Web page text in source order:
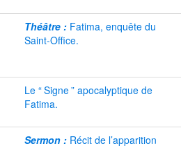
Théâtre : Fatima, enquête du
Saint-Office.
Le “Signe” apocalyptique de
Fatima.
Sermon : Récit de l’apparition